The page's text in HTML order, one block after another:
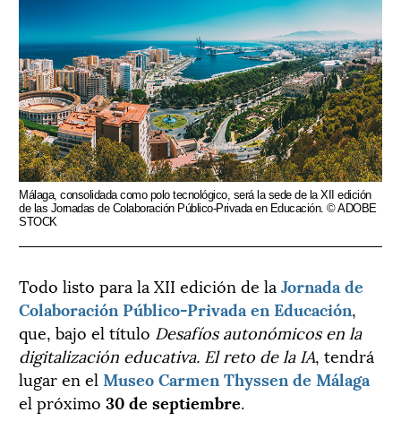
Málaga, consolidada como polo tecnológico, será la sede de la XII edición
de las Jornadas de Colaboración Público-Privada en Educación. © ADOBE
STOCK
Todo listo para la XII edición de la Jornada de
Colaboración Público-Privada en Educación,
que, bajo el título Desafíos autonómicos en la
digitalización educativa. El reto de la IA, tendrá
lugar en el Museo Carmen Thyssen de Málaga
el próximo 30 de septiembre.